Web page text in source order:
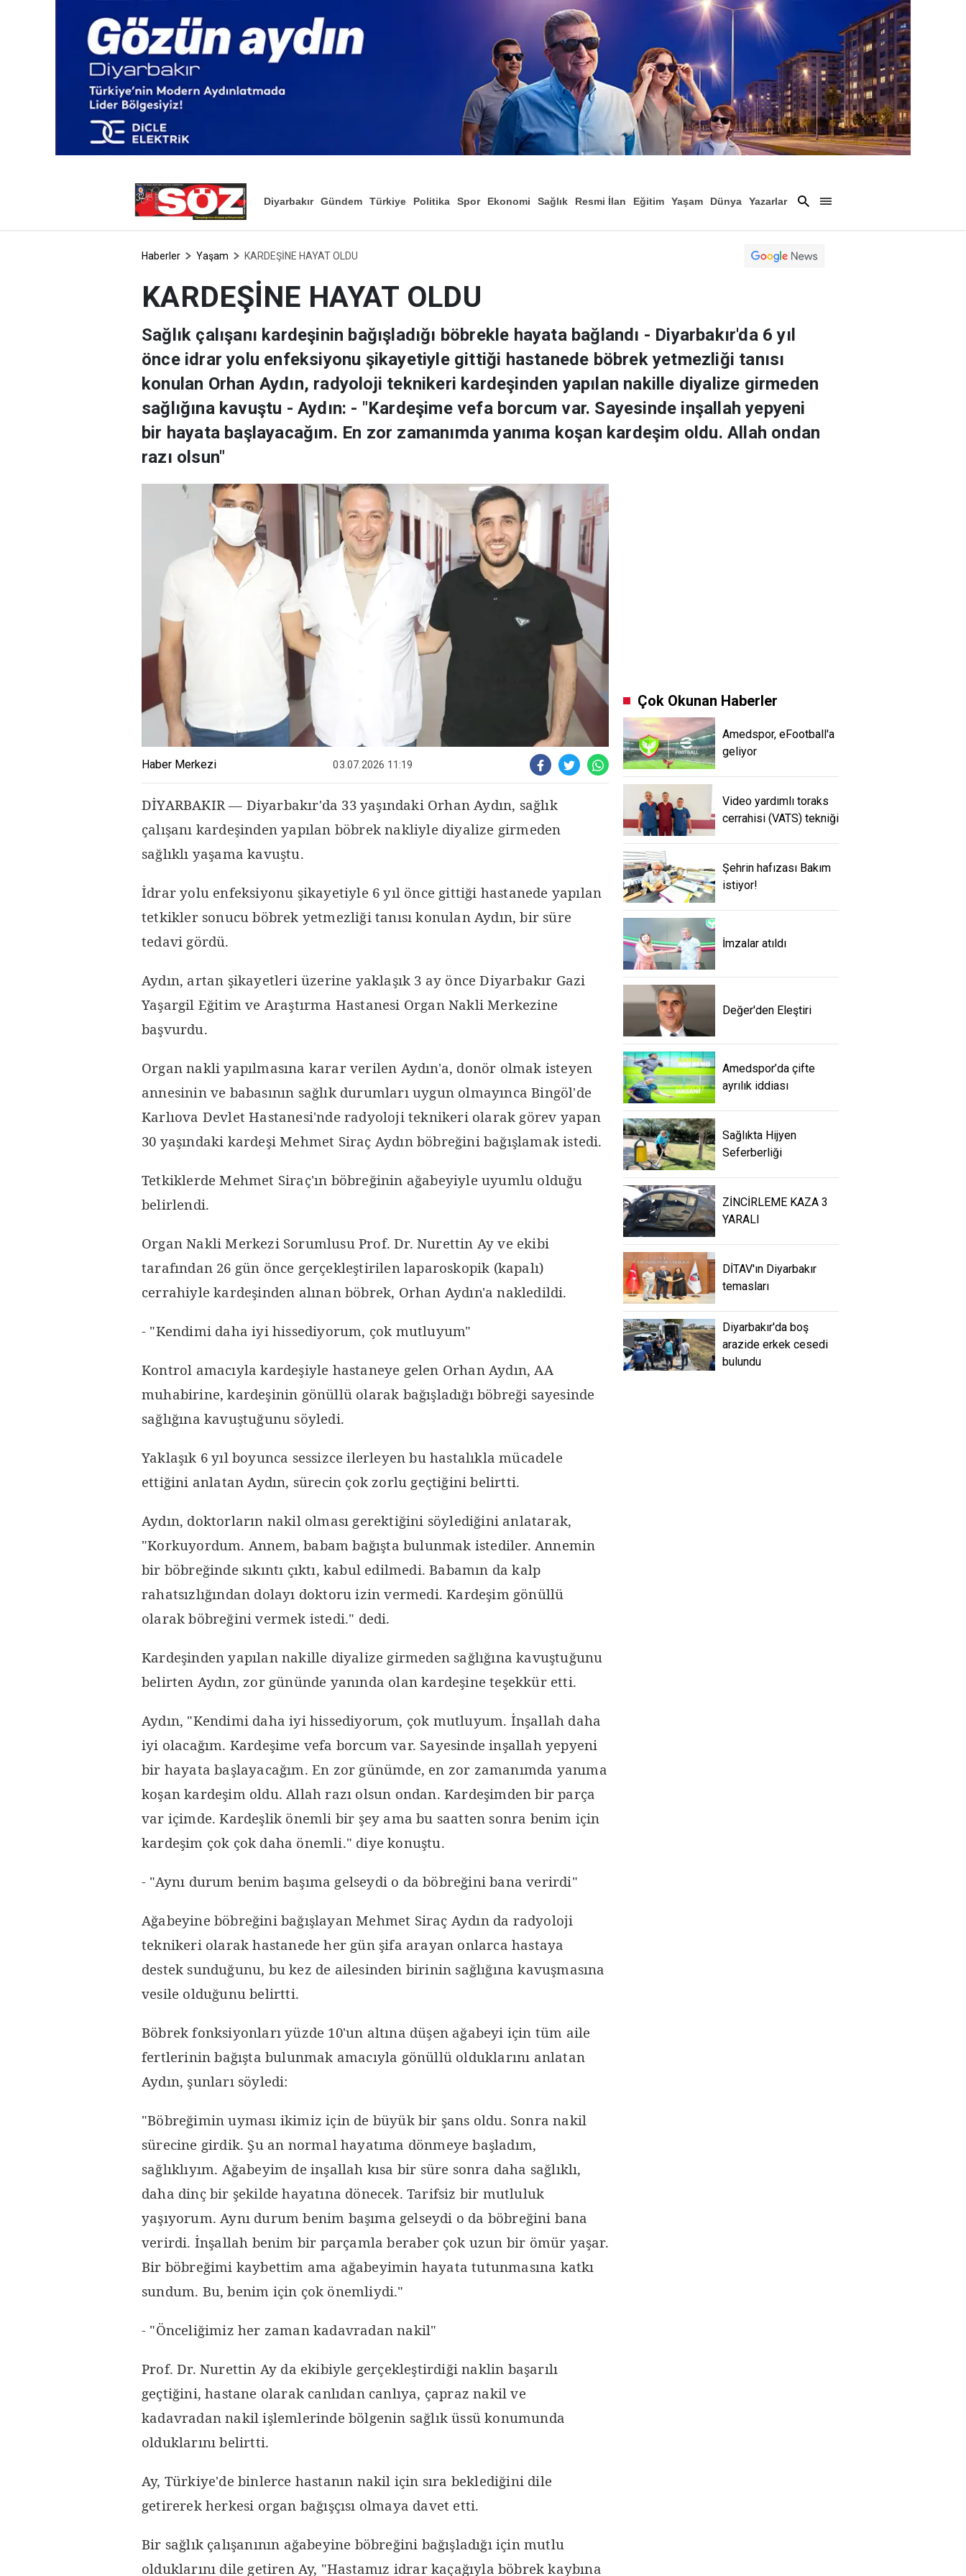
Diyarbakır Gündem Türkiye Politika Spor Ekonomi Sağlık Resmi İlan Eğitim Yaşam
Dünya
Yazarlar
Haberler Yaşam KARDEŞİNE HAYAT OLDU
KARDEŞİNE HAYAT OLDU
Sağlık çalışanı kardeşinin bağışladığı böbrekle hayata bağlandı - Diyarbakır'da 6 yıl
önce idrar yolu enfeksiyonu şikayetiyle gittiği hastanede böbrek yetmezliği tanısı
konulan Orhan Aydın, radyoloji teknikeri kardeşinden yapılan nakille diyalize girmeden
sağlığına kavuştu - Aydın: - "Kardeşime vefa borcum var. Sayesinde inşallah yepyeni
bir hayata başlayacağım. En zor zamanımda yanıma koşan kardeşim oldu. Allah ondan
razı olsun"
Haber Merkezi 03.07.2026 11:19
DİYARBAKIR — Diyarbakır'da 33 yaşındaki Orhan Aydın, sağlık
çalışanı kardeşinden yapılan böbrek nakliyle diyalize girmeden
sağlıklı yaşama kavuştu.
İdrar yolu enfeksiyonu şikayetiyle 6 yıl önce gittiği hastanede yapılan
tetkikler sonucu böbrek yetmezliği tanısı konulan Aydın, bir süre
tedavi gördü.
Aydın, artan şikayetleri üzerine yaklaşık 3 ay önce Diyarbakır Gazi
Yaşargil Eğitim ve Araştırma Hastanesi Organ Nakli Merkezine
başvurdu.
Organ nakli yapılmasına karar verilen Aydın'a, donör olmak isteyen
annesinin ve babasının sağlık durumları uygun olmayınca Bingöl'de
Karlıova Devlet Hastanesi'nde radyoloji teknikeri olarak görev yapan
30 yaşındaki kardeşi Mehmet Siraç Aydın böbreğini bağışlamak istedi.
Tetkiklerde Mehmet Siraç'ın böbreğinin ağabeyiyle uyumlu olduğu
belirlendi.
Organ Nakli Merkezi Sorumlusu Prof. Dr. Nurettin Ay ve ekibi
tarafından 26 gün önce gerçekleştirilen laparoskopik (kapalı)
cerrahiyle kardeşinden alınan böbrek, Orhan Aydın'a nakledildi.
- "Kendimi daha iyi hissediyorum, çok mutluyum"
Kontrol amacıyla kardeşiyle hastaneye gelen Orhan Aydın, AA
muhabirine, kardeşinin gönüllü olarak bağışladığı böbreği sayesinde
sağlığına kavuştuğunu söyledi.
Yaklaşık 6 yıl boyunca sessizce ilerleyen bu hastalıkla mücadele
ettiğini anlatan Aydın, sürecin çok zorlu geçtiğini belirtti.
Aydın, doktorların nakil olması gerektiğini söylediğini anlatarak,
"Korkuyordum. Annem, babam bağışta bulunmak istediler. Annemin
bir böbreğinde sıkıntı çıktı, kabul edilmedi. Babamın da kalp
rahatsızlığından dolayı doktoru izin vermedi. Kardeşim gönüllü
olarak böbreğini vermek istedi." dedi.
Kardeşinden yapılan nakille diyalize girmeden sağlığına kavuştuğunu
belirten Aydın, zor gününde yanında olan kardeşine teşekkür etti.
Aydın, "Kendimi daha iyi hissediyorum, çok mutluyum. İnşallah daha
iyi olacağım. Kardeşime vefa borcum var. Sayesinde inşallah yepyeni
bir hayata başlayacağım. En zor günümde, en zor zamanımda yanıma
koşan kardeşim oldu. Allah razı olsun ondan. Kardeşimden bir parça
var içimde. Kardeşlik önemli bir şey ama bu saatten sonra benim için
kardeşim çok çok daha önemli." diye konuştu.
- "Aynı durum benim başıma gelseydi o da böbreğini bana verirdi"
Ağabeyine böbreğini bağışlayan Mehmet Siraç Aydın da radyoloji
teknikeri olarak hastanede her gün şifa arayan onlarca hastaya
destek sunduğunu, bu kez de ailesinden birinin sağlığına kavuşmasına
vesile olduğunu belirtti.
Böbrek fonksiyonları yüzde 10'un altına düşen ağabeyi için tüm aile
fertlerinin bağışta bulunmak amacıyla gönüllü olduklarını anlatan
Aydın, şunları söyledi:
"Böbreğimin uyması ikimiz için de büyük bir şans oldu. Sonra nakil
sürecine girdik. Şu an normal hayatıma dönmeye başladım,
sağlıklıyım. Ağabeyim de inşallah kısa bir süre sonra daha sağlıklı,
daha dinç bir şekilde hayatına dönecek. Tarifsiz bir mutluluk
yaşıyorum. Aynı durum benim başıma gelseydi o da böbreğini bana
verirdi. İnşallah benim bir parçamla beraber çok uzun bir ömür yaşar.
Bir böbreğimi kaybettim ama ağabeyimin hayata tutunmasına katkı
sundum. Bu, benim için çok önemliydi."
- "Önceliğimiz her zaman kadavradan nakil"
Prof. Dr. Nurettin Ay da ekibiyle gerçekleştirdiği naklin başarılı
geçtiğini, hastane olarak canlıdan canlıya, çapraz nakil ve
kadavradan nakil işlemlerinde bölgenin sağlık üssü konumunda
olduklarını belirtti.
Ay, Türkiye'de binlerce hastanın nakil için sıra beklediğini dile
getirerek herkesi organ bağışçısı olmaya davet etti.
Bir sağlık çalışanının ağabeyine böbreğini bağışladığı için mutlu
olduklarını dile getiren Ay, "Hastamız idrar kaçağıyla böbrek kaybına
Çok Okunan Haberler
Amedspor, eFootball'a
geliyor
Video yardımlı toraks
cerrahisi (VATS) tekniği
Şehrin hafızası Bakım
istiyor!
İmzalar atıldı
Değer'den Eleştiri
Amedspor’da çifte
ayrılık iddiası
Sağlıkta Hijyen
Seferberliği
ZİNCİRLEME KAZA 3
YARALI
DİTAV'ın Diyarbakır
temasları
Diyarbakır'da boş
arazide erkek cesedi
bulundu